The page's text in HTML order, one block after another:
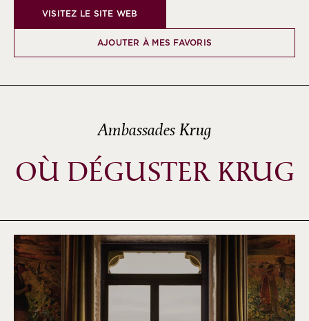
VISITEZ LE SITE WEB
AJOUTER À MES FAVORIS
Ambassades Krug
OÙ DÉGUSTER KRUG